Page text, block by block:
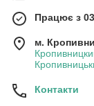
Працює з
м.
Контакти